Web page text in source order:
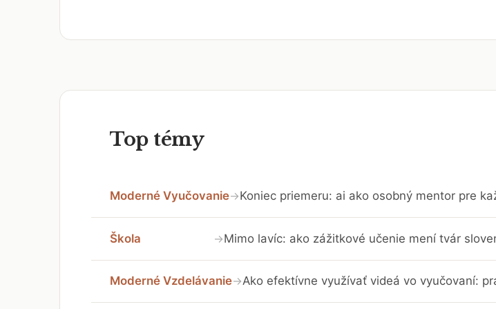
Top témy
Moderné Vyučovanie→Koniec priemeru: ai ako osobný mentor pre
Škola →Mimo lavíc: ako zážitkové učenie mení tvár
Moderné Vzdelávanie→Ako efektívne využívať videá vo vyučovaní: